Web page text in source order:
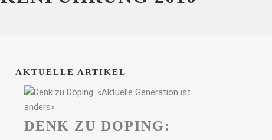
AKTUELLE ARTIKEL
DENK ZU DOPING: